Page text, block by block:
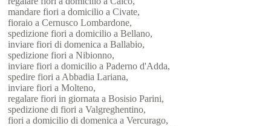
mandare fiori a domicilio a Civate,
fioraio a Cernusco Lombardone,
spedizione fiori a domicilio a Bellano,
inviare fiori di domenica a Ballabio,
spedizione fiori a Nibionno,
inviare fiori a domicilio a Paderno d'Adda,
spedire fiori a Abbadia Lariana,
inviare fiori a Molteno,
regalare fiori in giornata a Bosisio Parini,
spedizione di fiori a Valgreghentino,
fiori a domicilio di domenica a Vercurago,